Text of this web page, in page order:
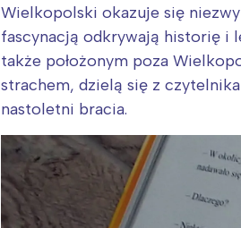
Wielkopolski okazuje się
fascynacją odkrywają historię i
także położonym poza
strachem, dzielą się z
nastoletni bracia.